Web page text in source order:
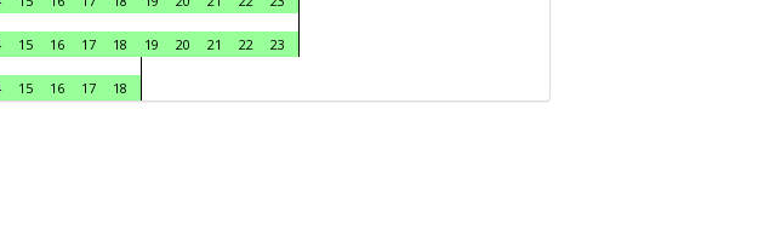
15 16 17 18 19 20 21 22 23
15 16 17 18